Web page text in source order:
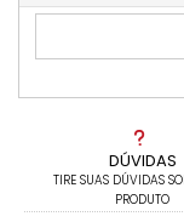
DÚVIDAS
TIRE SUAS DÚVIDAS
PRODUTO